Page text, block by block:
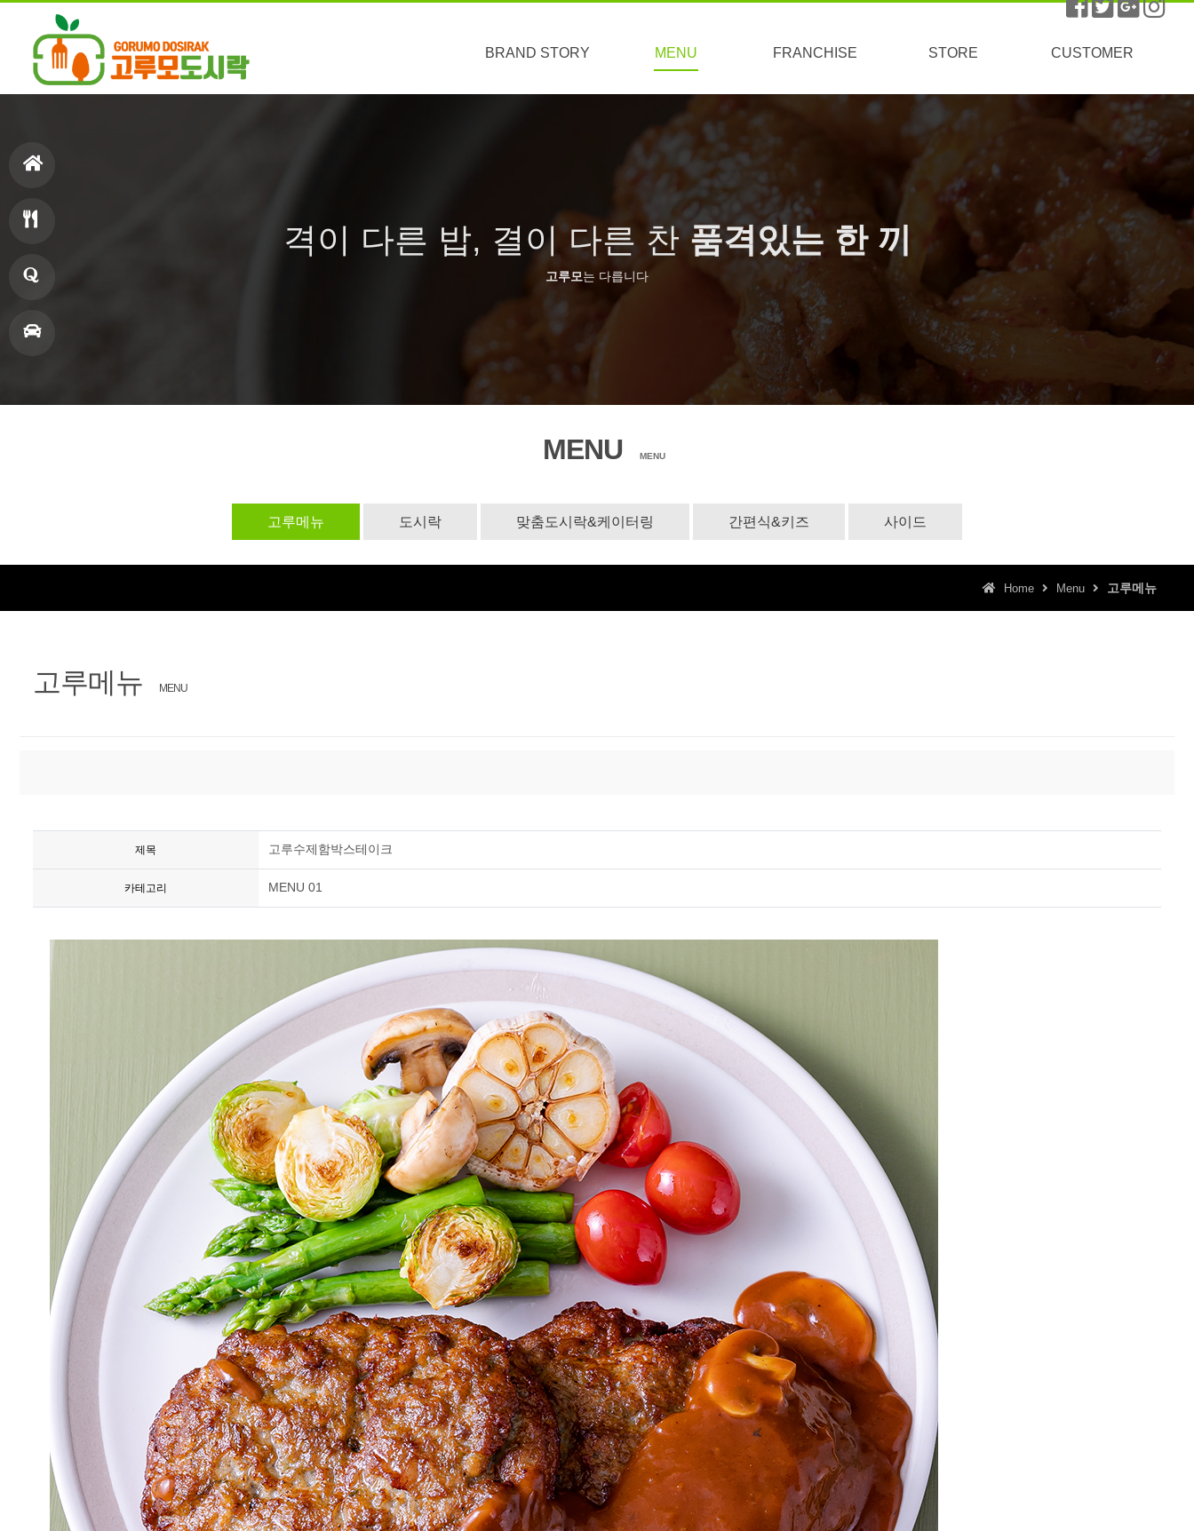
홈
메
창
BRAND STORY MENU
고루메뉴
도시락
맞춤도시락&케이터링
간편식&키즈
사이드
FRANCHISE STORE
주문방법
매장찾기
CUSTOMER
공지사항
격이 다른 밥, 결이 다른 찬품격있는 한 끼
고루모는 다릅니다
MENU MENU
고루메뉴 도시락 맞춤도시락&케이터링 간편식&키즈 사이드
Home Menu 고루메뉴
고루메뉴 MENU
제목 고루수제함박스테이크
카테고리 MENU 01